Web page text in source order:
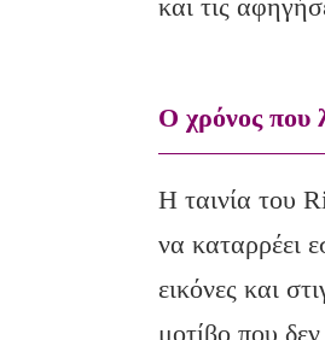
και τις
Ο χρόνος που
Η ταινία του
να καταρρέει
εικόνες και
μοτίβο που